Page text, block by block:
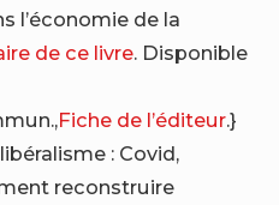
l’économie de la
de ce livre. Disponible
Fiche de l’éditeur.}
: Covid,
reconstruire